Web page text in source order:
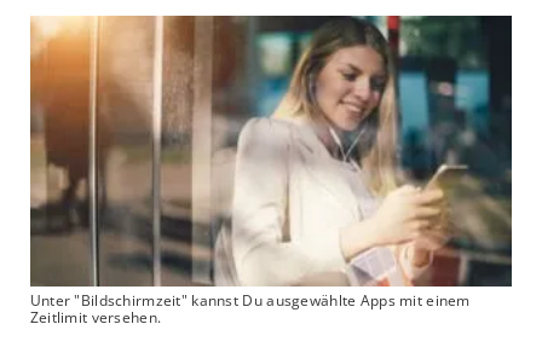
Unter "Bildschirmzeit" kannst Du ausgewählte Apps mit einem
Zeitlimit versehen.